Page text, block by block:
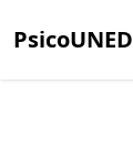
PsicoUNED